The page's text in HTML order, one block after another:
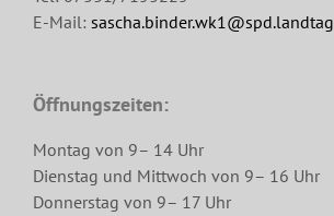
E-Mail:
Öffnungszeiten:
Montag von 9– 14 Uhr
Dienstag und Mittwoch von 9– 16 Uhr
Donnerstag von 9– 17 Uhr